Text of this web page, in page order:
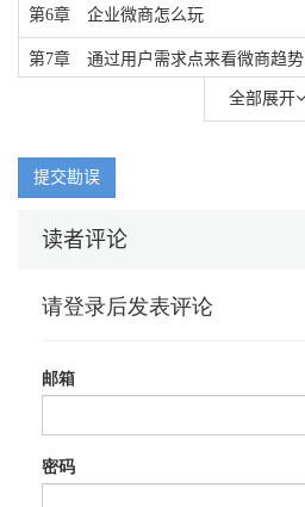
第6章 企业微商怎么玩
第7章 通过用户需求点来看微商趋势
全部展开
提交勘误
读者评论